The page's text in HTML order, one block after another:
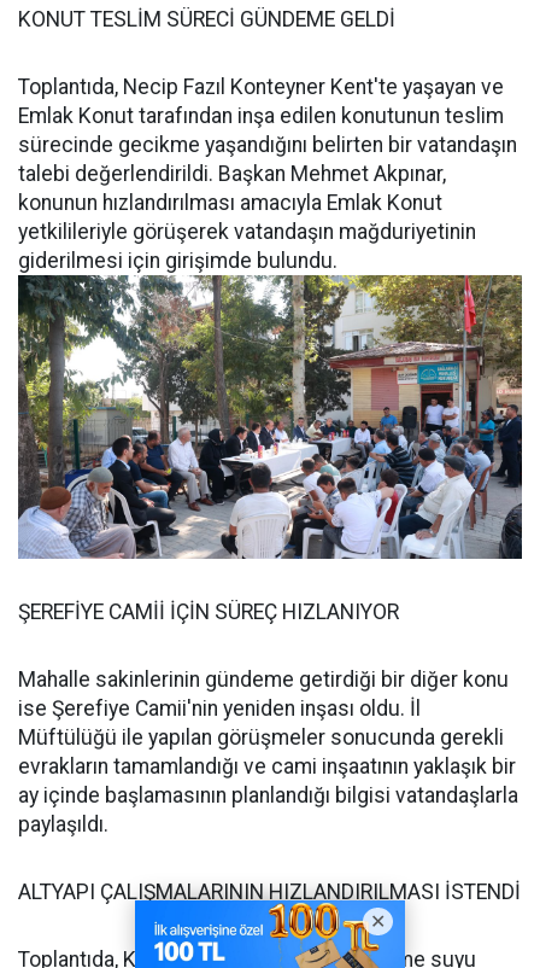
KONUT TESLİM SÜRECİ GÜNDEME GELDİ
Toplantıda, Necip Fazıl Konteyner Kent'te yaşayan ve
Emlak Konut tarafından inşa edilen konutunun teslim
sürecinde gecikme yaşandığını belirten bir vatandaşın
talebi değerlendirildi. Başkan Mehmet Akpınar,
konunun hızlandırılması amacıyla Emlak Konut
yetkilileriyle görüşerek vatandaşın mağduriyetinin
giderilmesi için girişimde bulundu.
ŞEREFİYE CAMİİ İÇİN SÜREÇ HIZLANIYOR
Mahalle sakinlerinin gündeme getirdiği bir diğer konu
ise Şerefiye Camii'nin yeniden inşası oldu. İl
Müftülüğü ile yapılan görüşmeler sonucunda gerekli
evrakların tamamlandığı ve cami inşaatının yaklaşık bir
ay içinde başlamasının planlandığı bilgisi vatandaşlarla
paylaşıldı.
ALTYAPI ÇALIŞMALARININ HIZLANDIRILMASI İSTENDİ
Toplantıda, KASKİ tarafından yürütülen içme suyu